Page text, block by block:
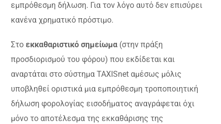
εμπρόθεσμη δήλωση. Για τον λόγο αυτό δεν επισύρει
κανένα χρηματικό πρόστιμο.
Στοεκκαθαριστικό σημείωμα (στην πράξη
προσδιορισμού του φόρου) που εκδίδεται και
αναρτάται στο σύστημα TAXISnet αμέσως μόλις
υποβληθεί οριστικά μια εμπρόθεσμη τροποποιητική
δήλωση φορολογίας εισοδήματος αναγράφεται όχι
μόνο το αποτέλεσμα της εκκαθάρισης της